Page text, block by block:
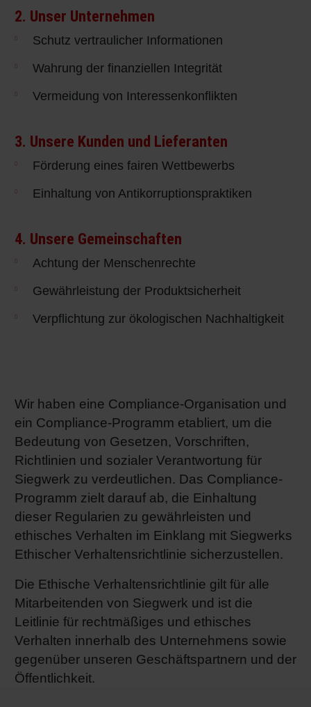
2. Unser Unternehmen
Schutz vertraulicher Informationen
Wahrung der finanziellen Integrität
Vermeidung von Interessenkonflikten
3. Unsere Kunden und Lieferanten
Förderung eines fairen Wettbewerbs
Einhaltung von Antikorruptionspraktiken
4. Unsere Gemeinschaften
Achtung der Menschenrechte
Gewährleistung der Produktsicherheit
Verpflichtung zur ökologischen Nachhaltigkeit
Wir haben eine Compliance-Organisation und
ein Compliance-Programm etabliert, um die
Bedeutung von Gesetzen, Vorschriften,
Richtlinien und sozialer Verantwortung für
Siegwerk zu verdeutlichen. Das Compliance-
Programm zielt darauf ab, die Einhaltung
dieser Regularien zu gewährleisten und
ethisches Verhalten im Einklang mit Siegwerks
Ethischer Verhaltensrichtlinie sicherzustellen.
Die Ethische Verhaltensrichtlinie gilt für alle
Mitarbeitenden von Siegwerk und ist die
Leitlinie für rechtmäßiges und ethisches
Verhalten innerhalb des Unternehmens sowie
gegenüber unseren Geschäftspartnern und der
Öffentlichkeit.